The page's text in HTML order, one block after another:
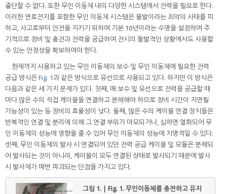
중단할 수 없다. 또한 무인 이동체 내의 다양한 시스템에서 전력을 필요로 한다.
이러한 연료전지를 포함한 무인 이동체 시스템은 불발이라는 최악의 사태를 피
하고, 사고로부터 안전을 지키기 위하여 기본 10년이라는 수명을 설정하여 주
기적으로 정비 및 충전과 전력을 공급하여 전시의 돌발적인 상황에서도 사용할
수 있는 안정성을 확보하여야 한다.
현재까지 사용하고 있는 무인 이동체의 보수 및 무인 이동체에 필요한 전력
공급 방식은Fig. 1과 같은 방식으로 유선으로 사용되고 있다. 하지만 이 방식은
다음과 같은 세 가지 문제가 있다. 첫째, 매 보수 및 유선으로 전력을 공급할 때
마다 많은 수의 직접 케이블을 연결하고 분해해야 하므로 정비 시간이 지연될
가능성이 있는 등 정비의 효율성이 낮다. 둘째, 많은 수의 케이블 연결 장치들은
반복적인 연결 및 분리에 의해 그 연결 부위가 마모되거나, 심하면 열화되어 무
인 이동체의 성능에 영향을 줄 수 있어 무인 이동체의 성능에 치명적일 수 있다.
셋째, 무인 이동체의 발사 시 연결되어 있던 전력 공급 케이블 및 모듈은 분해되
어 발사되는 것이 아니라, 케이블이 모두 연결된 상태로 발사되기 때문에 발사
시 발사체가 매번 파괴되는 단점을 가지고 있다.
그림 1. | Fig. 1.무인이동체를 충전하고 유지